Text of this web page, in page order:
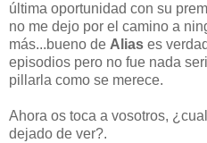
última oportunidad con su
no me dejo por el camino a
más...bueno de Alias es
episodios pero no fue nada
pillarla como se merece.
Ahora os toca a vosotros,
dejado de ver?.